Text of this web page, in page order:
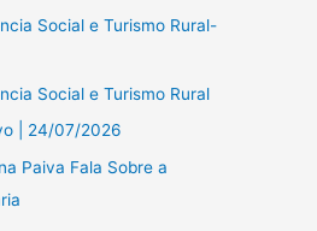
Social e Turismo Rural-
Social e Turismo Rural
| 24/07/2026
Paiva Fala Sobre a